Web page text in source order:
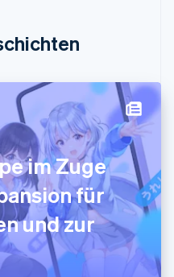
im Zuge
für
und zur